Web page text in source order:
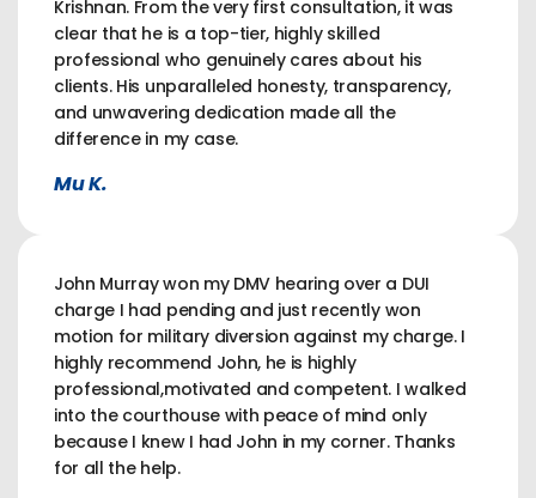
Krishnan. From the very first consultation, it was
clear that he is a top-tier, highly skilled
professional who genuinely cares about his
clients. His unparalleled honesty, transparency,
and unwavering dedication made all the
difference in my case.
Mu K.
John Murray won my DMV hearing over a DUI
charge I had pending and just recently won
motion for military diversion against my charge. I
highly recommend John, he is highly
professional,motivated and competent. I walked
into the courthouse with peace of mind only
because I knew I had John in my corner. Thanks
for all the help.